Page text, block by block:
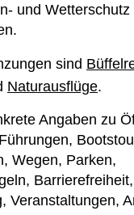
und
sind
Naturausflüge.
Angaben zu
Wegen, Parken,
Barrierefreiheit,
Veranstaltungen,